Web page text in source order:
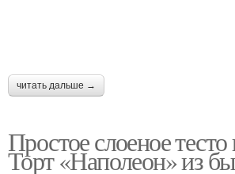
читать дальше →
Простое слоеное тесто
Торт «Наполеон» из